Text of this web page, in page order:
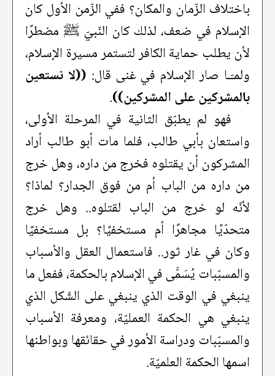
باختلاف الزّمان والمكان؟ ففي الزّمن الأول كان
الإسلام في ضعف، لذلك كان النّبيّ ﷺ مضطرًا
لأن يطلب حماية الكافر لتستمر مسيرة الإسلام،
ولمـّـا صار الإسلام في غنى قال: ((لا نستعين
بالمشركين على المشركين)).
فهو لم يطبّق الثانية في المرحلة الأولى،
واستعان بأبي طالب، فلما مات أبو طالب أراد
المشركون أن يقتلوه فخرج من داره، وهل خرج
من داره من الباب أم من فوق الجدار؟ لماذا؟
لأنّه لو خرج من الباب لقتلوه.. وهل خرج
متحدّيًا مجاهرًا أم مستخفيًا؟ بل مستخفيًا
وكان في غار ثور.. فاستعمال العقل والأسباب
والمسبّبات يُسَمَّى في الإسلام بالحكمة، ففعل ما
ينبغي في الوقت الذي ينبغي على الشّكل الذي
ينبغي هي الحكمة العمليّة، ومعرفة الأسباب
والمسبّبات ودراسة الأمور في حقائقها وبواطنها
اسمها الحكمة العلميّة.